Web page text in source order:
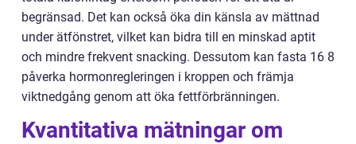
begränsad. Det kan också öka din känsla av mättnad
under ätfönstret, vilket kan bidra till en minskad aptit
och mindre frekvent snacking. Dessutom kan fasta 16 8
påverka hormonregleringen i kroppen och främja
viktnedgång genom att öka fettförbränningen.
Kvantitativa mätningar om